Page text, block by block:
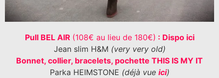
Pull BEL AIR (108€ au lieu de 180€) : Dispo ici
Jean slim H&M (very very old)
Bonnet, collier, bracelets, pochette THIS IS MY IT
Parka HEIMSTONE (déjà vue ici)